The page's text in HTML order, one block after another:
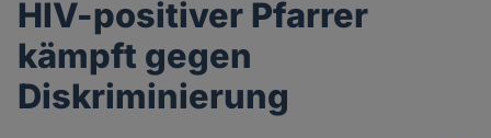
HIV-positiver Pfarrer
kämpft gegen
Diskriminierung